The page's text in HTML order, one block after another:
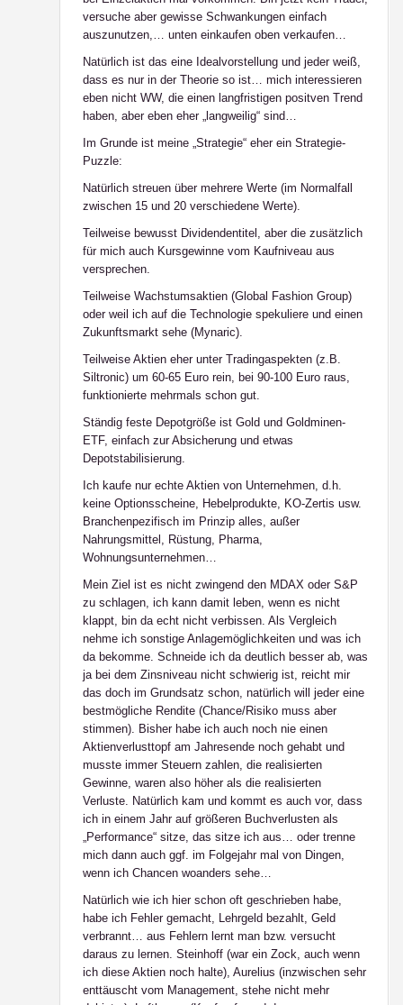
versuche aber gewisse Schwankungen einfach
auszunutzen,… unten einkaufen oben verkaufen…
Natürlich ist das eine Idealvorstellung und jeder weiß,
dass es nur in der Theorie so ist… mich interessieren
eben nicht WW, die einen langfristigen positven Trend
haben, aber eben eher „langweilig“ sind…
Im Grunde ist meine „Strategie“ eher ein Strategie-
Puzzle:
Natürlich streuen über mehrere Werte (im Normalfall
zwischen 15 und 20 verschiedene Werte).
Teilweise bewusst Dividendentitel, aber die zusätzlich
für mich auch Kursgewinne vom Kaufniveau aus
versprechen.
Teilweise Wachstumsaktien (Global Fashion Group)
oder weil ich auf die Technologie spekuliere und einen
Zukunftsmarkt sehe (Mynaric).
Teilweise Aktien eher unter Tradingaspekten (z.B.
Siltronic) um 60-65 Euro rein, bei 90-100 Euro raus,
funktionierte mehrmals schon gut.
Ständig feste Depotgröße ist Gold und Goldminen-
ETF, einfach zur Absicherung und etwas
Depotstabilisierung.
Ich kaufe nur echte Aktien von Unternehmen, d.h.
keine Optionsscheine, Hebelprodukte, KO-Zertis usw.
Branchenpezifisch im Prinzip alles, außer
Nahrungsmittel, Rüstung, Pharma,
Wohnungsunternehmen…
Mein Ziel ist es nicht zwingend den MDAX oder S&P
zu schlagen, ich kann damit leben, wenn es nicht
klappt, bin da echt nicht verbissen. Als Vergleich
nehme ich sonstige Anlagemöglichkeiten und was ich
da bekomme. Schneide ich da deutlich besser ab, was
ja bei dem Zinsniveau nicht schwierig ist, reicht mir
das doch im Grundsatz schon, natürlich will jeder eine
bestmögliche Rendite (Chance/Risiko muss aber
stimmen). Bisher habe ich auch noch nie einen
Aktienverlusttopf am Jahresende noch gehabt und
musste immer Steuern zahlen, die realisierten
Gewinne, waren also höher als die realisierten
Verluste. Natürlich kam und kommt es auch vor, dass
ich in einem Jahr auf größeren Buchverlusten als
„Performance“ sitze, das sitze ich aus… oder trenne
mich dann auch ggf. im Folgejahr mal von Dingen,
wenn ich Chancen woanders sehe…
Natürlich wie ich hier schon oft geschrieben habe,
habe ich Fehler gemacht, Lehrgeld bezahlt, Geld
verbrannt… aus Fehlern lernt man bzw. versucht
daraus zu lernen. Steinhoff (war ein Zock, auch wenn
ich diese Aktien noch halte), Aurelius (inzwischen sehr
enttäuscht vom Management, stehe nicht mehr